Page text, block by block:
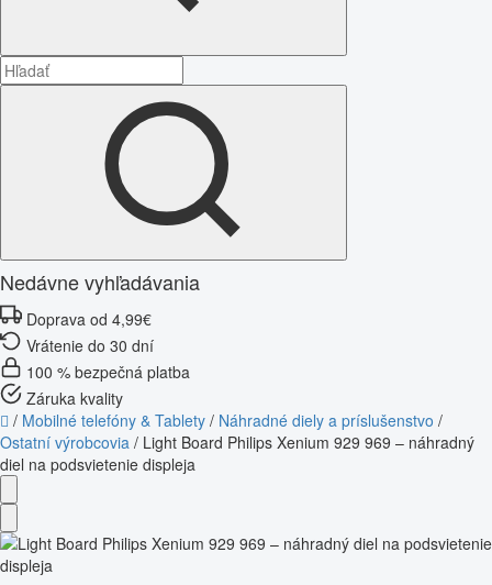
Nedávne vyhľadávania
Doprava od 4,99€
Vrátenie do 30 dní
100 % bezpečná platba
Záruka kvality
/ Mobilné telefóny & Tablety / Náhradné diely a príslušenstvo /
Ostatní výrobcovia / Light Board Philips Xenium 929 969 – náhradný
diel na podsvietenie displeja